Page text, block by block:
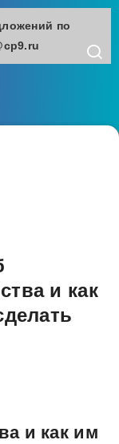
и как
и как им
по